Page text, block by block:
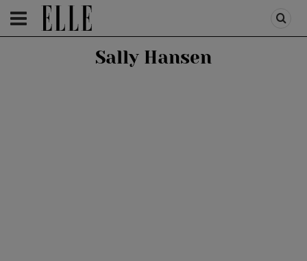
HOMEPAGE /BEAUTY
Sally Hansen